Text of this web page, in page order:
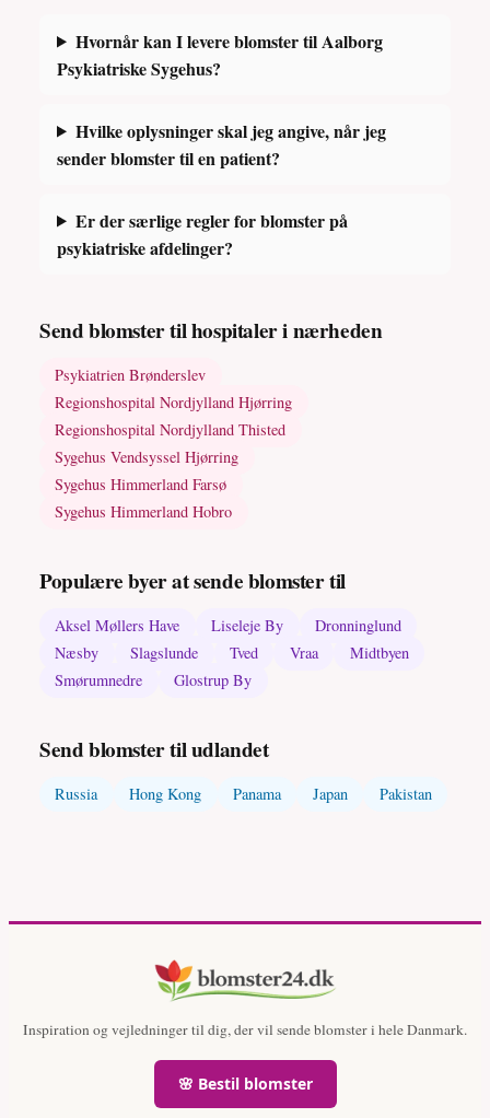
Hvornår kan I levere blomster til Aalborg
Psykiatriske Sygehus?
Hvilke oplysninger skal jeg angive, når jeg
sender blomster til en patient?
Er der særlige regler for blomster på
psykiatriske afdelinger?
Send blomster til hospitaler i nærheden
Psykiatrien Brønderslev
Regionshospital Nordjylland Hjørring
Regionshospital Nordjylland Thisted
Sygehus Vendsyssel Hjørring
Sygehus Himmerland Farsø
Sygehus Himmerland Hobro
Populære byer at sende blomster til
Aksel Møllers Have Liseleje By
Dronninglund
Næsby
Slagslunde Tved Vraa
Midtbyen
Smørumnedre
Glostrup By
Send blomster til udlandet
Russia Hong Kong Panama Japan Pakistan
Inspiration og vejledninger til dig, der vil sende blomster i hele Danmark.
🌸 Bestil blomster